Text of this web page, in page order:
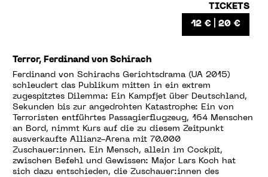
TICKETS
12 € | 20 €
Terror, Ferdinand von Schirach
Ferdinand von Schirachs Gerichtsdrama (UA 2015)
schleudert das Publikum mitten in ein extrem
zugespitztes Dilemma: Ein Kampfjet über Deutschland,
Sekunden bis zur angedrohten Katastrophe: Ein von
Terroristen entführtes Passagierflugzeug, 164 Menschen
an Bord, nimmt Kurs auf die zu diesem Zeitpunkt
ausverkaufte Allianz-Arena mit 70.000
Zuschauer:innen. Ein Mensch, allein im Cockpit,
zwischen Befehl und Gewissen: Major Lars Koch hat
sich dazu entschieden, die Zuschauer:innen des